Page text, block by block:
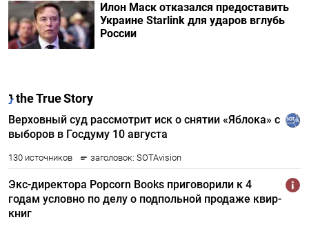
Илон Маск отказался предоставить
Украине Starlink для ударов вглубь
России